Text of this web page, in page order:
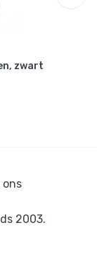
zwart
ons
2003.